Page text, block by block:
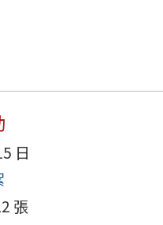
日
張